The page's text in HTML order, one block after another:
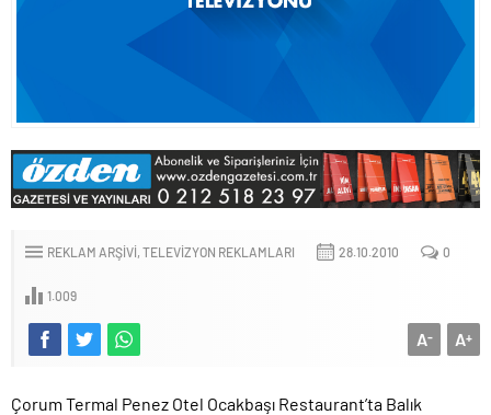
REKLAM ARŞIVI TELEVIZYON REKLAMLARI 28.10.2010 0
1.009
A+
A-
Çorum Termal Penez Otel Ocakbaşı Restaurant’ta Balık